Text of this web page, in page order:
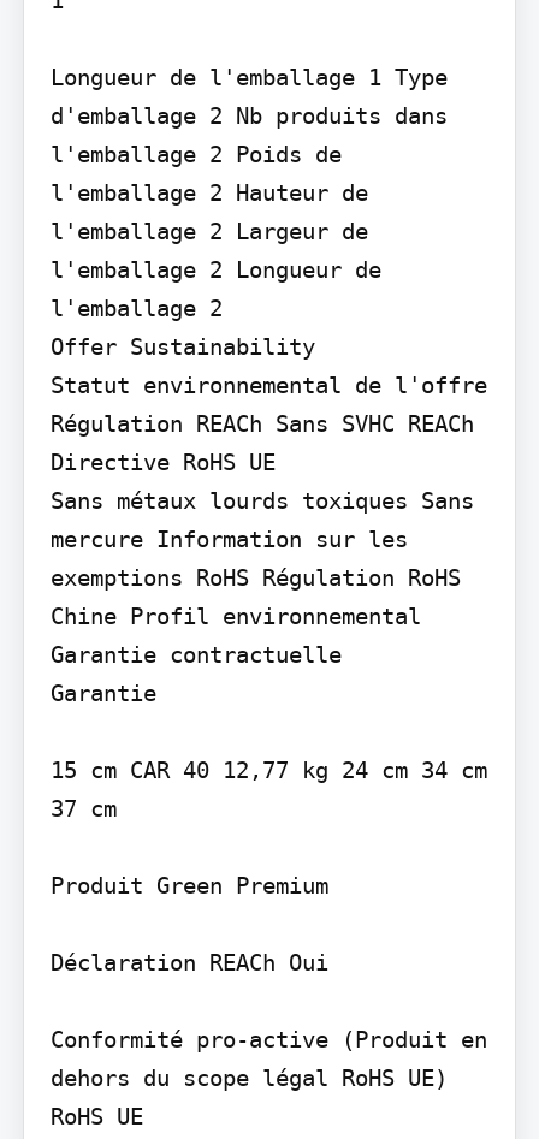
Longueur de l'emballage 1 Type
d'emballage 2 Nb produits dans
l'emballage 2 Poids de
l'emballage 2 Hauteur de
l'emballage 2 Largeur de
l'emballage 2 Longueur de
l'emballage 2
Offer Sustainability
Statut environnemental de l'offre
Régulation REACh Sans SVHC REACh
Directive RoHS UE
Sans métaux lourds toxiques Sans
mercure Information sur les
exemptions RoHS Régulation RoHS
Chine Profil environnemental
Garantie contractuelle
Garantie
15 cm CAR 40 12,77 kg 24 cm 34 cm
37 cm
Produit Green Premium
Déclaration REACh Oui
Conformité pro-active (Produit en
dehors du scope légal RoHS UE)
RoHS UE